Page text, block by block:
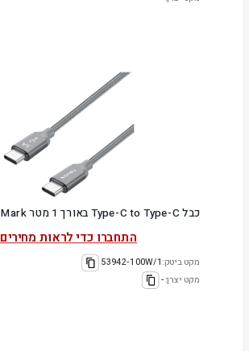
כבל Type-C to Type-C באורך 1 מטר 100W E-Mark
התחברו כדי לראות מחירים
מקט ביטק:53942-100W/1
מקט יצרן:-